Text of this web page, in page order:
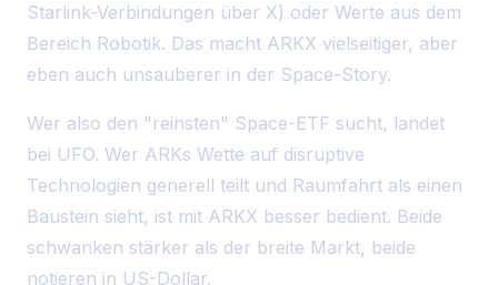
Starlink-Verbindungen über X) oder Werte aus dem
Bereich Robotik. Das macht ARKX vielseitiger, aber
eben auch unsauberer in der Space-Story.
Wer also den "reinsten" Space-ETF sucht, landet
bei UFO. Wer ARKs Wette auf disruptive
Technologien generell teilt und Raumfahrt als einen
Baustein sieht, ist mit ARKX besser bedient. Beide
schwanken stärker als der breite Markt, beide
notieren in US-Dollar.